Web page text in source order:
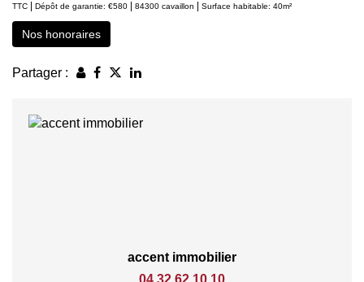
TTC
Dépôt de garantie: €580 84300 cavaillon Surface habitable: 40m²
Nos honoraires
Partager :
accent immobilier